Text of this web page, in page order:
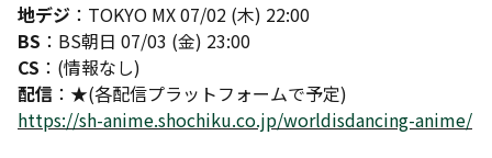
地デジ ：TOKYO MX 07/02 (木) 22:00
BS ：BS朝日 07/03 (金) 23:00
CS ：(情報なし)
配信 ：★(各配信プラットフォームで予定)
https://sh-anime.shochiku.co.jp/worldisdancing-anime/